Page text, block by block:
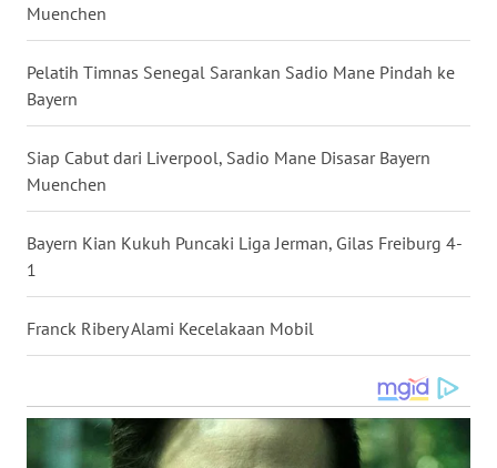
Muenchen
Pelatih Timnas Senegal Sarankan Sadio Mane Pindah ke
Bayern
Siap Cabut dari Liverpool, Sadio Mane Disasar Bayern
Muenchen
Bayern Kian Kukuh Puncaki Liga Jerman, Gilas Freiburg 4-
1
Franck Ribery Alami Kecelakaan Mobil
WN
BENGKULU
WN